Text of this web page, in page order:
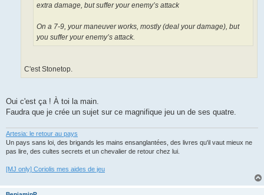
extra damage, but suffer your enemy’s attack
On a 7-9, your maneuver works, mostly (deal your damage), but
you suffer your enemy’s attack.
C'est Stonetop.
Oui c'est ça ! À toi la main.
Faudra que je crée un sujet sur ce magnifique jeu un de ses quatre.
Artesia: le retour au pays
Un pays sans loi, des brigands les mains ensanglantées, des livres qu'il vaut mieux ne
pas lire, des cultes secrets et un chevalier de retour chez lui.
[MJ only] Coriolis mes aides de jeu